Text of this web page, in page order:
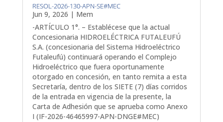
RESOL-2026-130-APN-SE#MEC
Jun 9, 2026 | Mem
-ARTÍCULO 1°. – Establécese que la actual
Concesionaria HIDROELÉCTRICA FUTALEUFÚ
S.A. (concesionaria del Sistema Hidroeléctrico
Futaleufú) continuará operando el Complejo
Hidroeléctrico que fuera oportunamente
otorgado en concesión, en tanto remita a esta
Secretaría, dentro de los SIETE (7) días corridos
de la entrada en vigencia de la presente, la
Carta de Adhesión que se aprueba como Anexo
I (IF-2026-46465997-APN-DNGE#MEC)